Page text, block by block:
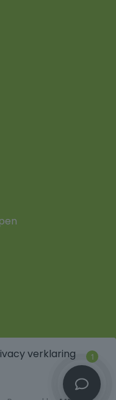
verklaring
1